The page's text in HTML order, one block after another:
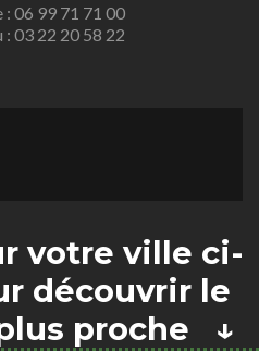
: 06 99 71 71 00
: 03 22 20 58 22
votre ville ci-
découvrir le
proche ↓